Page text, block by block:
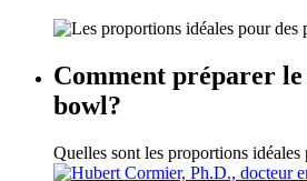
Comment préparer
bowl?
Quelles sont les proportions